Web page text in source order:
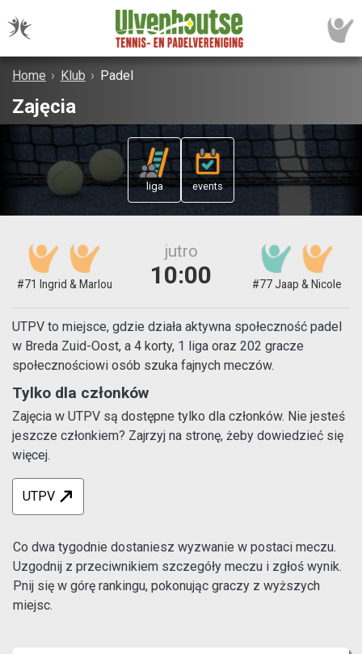
Home › Klub › Padel
Zajęcia
liga events
#71 Ingrid & Marlou
jutro
10:00 #77 Jaap & Nicole
UTPV to miejsce, gdzie działa aktywna społeczność padel
w Breda Zuid-Oost, a 4 korty, 1 liga oraz 202 gracze
społecznościowi osób szuka fajnych meczów.
Tylko dla członków
Zajęcia w UTPV są dostępne tylko dla członków. Nie jesteś
jeszcze członkiem? Zajrzyj na stronę, żeby dowiedzieć się
więcej.
UTPV
Co dwa tygodnie dostaniesz wyzwanie w postaci meczu.
Uzgodnij z przeciwnikiem szczegóły meczu i zgłoś wynik.
Pnij się w górę rankingu, pokonując graczy z wyższych
miejsc.